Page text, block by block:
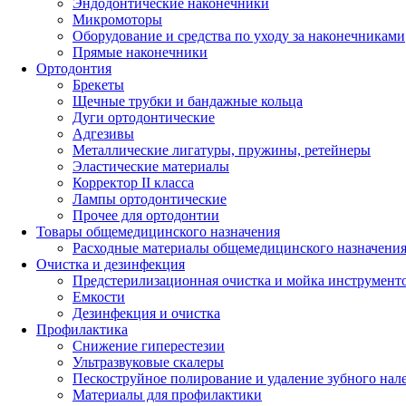
Микромоторы
Оборудование и средства по уходу за наконечниками
Прямые наконечники
Ортодонтия
Брекеты
Щечные трубки и бандажные кольца
Дуги ортодонтические
Адгезивы
Металлические лигатуры, пружины, ретейнеры
Эластические материалы
Корректор II класса
Лампы ортодонтические
Прочее для ортодонтии
Товары общемедицинского назначения
Расходные материалы общемедицинского назначения
Очистка и дезинфекция
Предстерилизационная очистка и мойка
Емкости
Дезинфекция и очистка
Профилактика
Снижение гиперестезии
Ультразвуковые скалеры
Пескоструйное полирование и удаление зубного
Материалы для профилактики